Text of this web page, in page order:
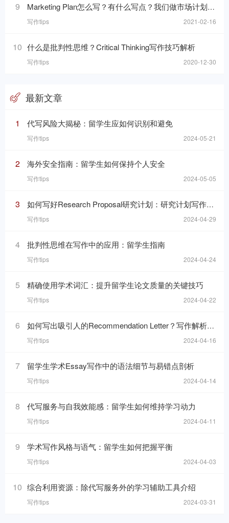
9 Marketing Plan怎么写？有什么写点？我们做市场计划的目的是什么呢？
写作tips 2021-02-16
10 什么是批判性思维？Critical Thinking写作技巧解析
写作tips 2020-12-30
最新文章
1 代写风险大揭秘：留学生应如何识别和避免
写作tips 2024-05-21
2 海外安全指南：留学生如何保持个人安全
写作tips 2024-05-05
3 如何写好Research Proposal研究计划：研究计划写作的七个要素
写作tips 2024-04-29
4 批判性思维在写作中的应用：留学生指南
写作tips 2024-04-24
5 精确使用学术词汇：提升留学生论文质量的关键技巧
写作tips 2024-04-22
6 如何写出吸引人的Recommendation Letter？写作解析与技巧！
写作tips 2024-04-16
7 留学生学术Essay写作中的语法细节与易错点剖析
写作tips 2024-04-14
8 代写服务与自我效能感：留学生如何维持学习动力
写作tips 2024-04-11
9 学术写作风格与语气：留学生如何把握平衡
写作tips 2024-04-03
10 综合利用资源：除代写服务外的学习辅助工具介绍
写作tips 2024-03-31